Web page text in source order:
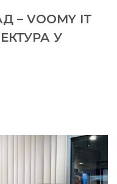
– VOOMY IT
У